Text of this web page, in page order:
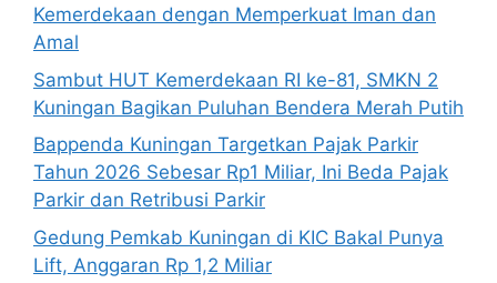
Kemerdekaan dengan Memperkuat Iman dan
Amal
Sambut HUT Kemerdekaan RI ke-81, SMKN 2
Kuningan Bagikan Puluhan Bendera Merah Putih
Bappenda Kuningan Targetkan Pajak Parkir
Tahun 2026 Sebesar Rp1 Miliar, Ini Beda Pajak
Parkir dan Retribusi Parkir
Gedung Pemkab Kuningan di KIC Bakal Punya
Lift, Anggaran Rp 1,2 Miliar